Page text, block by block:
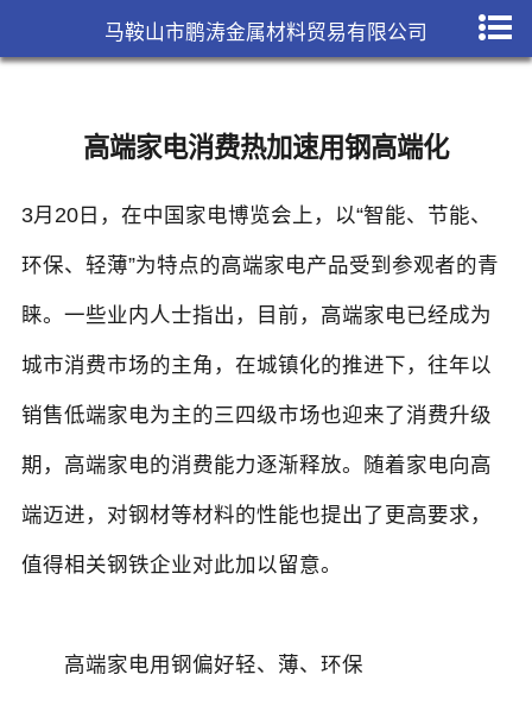
马鞍山市鹏涛金属材料贸易有限公司
高端家电消费热加速用钢高端化
3月20日，在中国家电博览会上，以“智能、节能、
环保、轻薄”为特点的高端家电产品受到参观者的青
睐。一些业内人士指出，目前，高端家电已经成为
城市消费市场的主角，在城镇化的推进下，往年以
销售低端家电为主的三四级市场也迎来了消费升级
期，高端家电的消费能力逐渐释放。随着家电向高
端迈进，对钢材等材料的性能也提出了更高要求，
值得相关钢铁企业对此加以留意。
高端家电用钢偏好轻、薄、环保